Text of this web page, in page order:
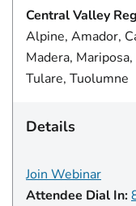
Central Valley
Alpine, Amador,
Madera,
Tulare, Tuolumne
Details
Join Webinar
Attendee Dial In: